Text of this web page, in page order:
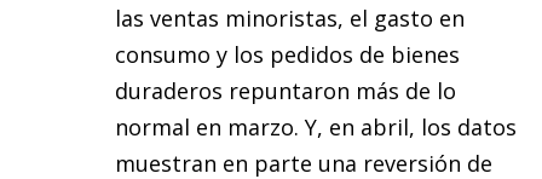
las ventas minoristas, el gasto en
consumo y los pedidos de bienes
duraderos repuntaron más de lo
normal en marzo. Y, en abril, los datos
muestran en parte una reversión de